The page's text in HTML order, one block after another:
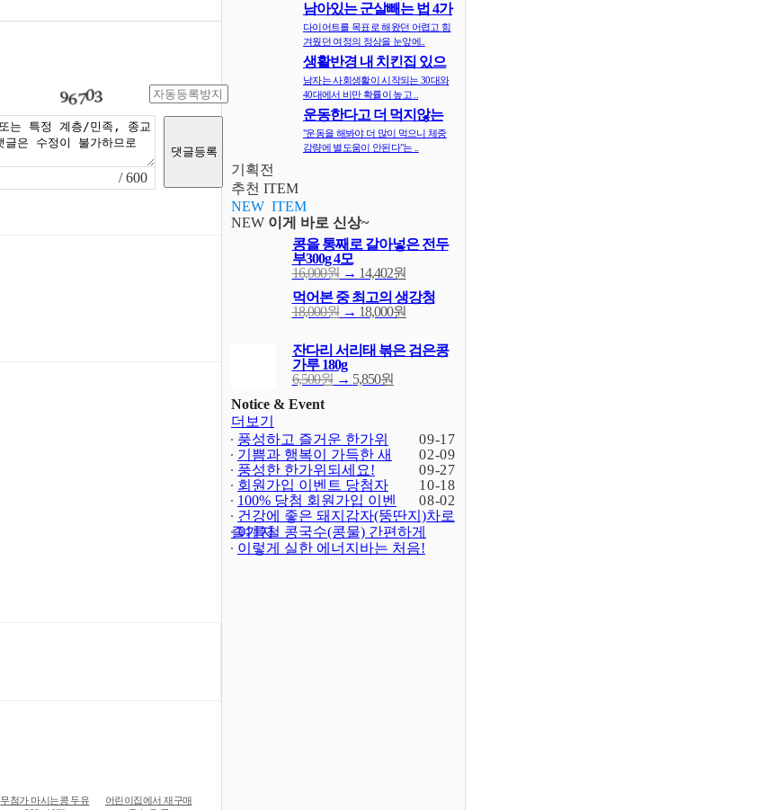
/ 600
무첨가 마시는콩 두유
어린이집에서 재구매
남아있는 군살빼는 법 4가
지
다이어트를 목표로 해왔던 어렵고 힘
겨웠던 여정의 정상을 눈앞에..
생활반경 내 치킨집 있으
면 비만확률 ..
남자는 사회생활이 시작되는 30대와
40대에서 비만 확률이 높고 ..
운동한다고 더 먹지않는
다? 오히려 식..
"운동을 해봐야 더 많이 먹으니 체중
감량에 별도움이 안된다"는 ..
기획전
추천 ITEM
NEW ITEM
NEW 이게 바로 신상~
콩을 통째로 갈아넣은 전두
부300g 4모
16,000원→ 14,402원
먹어본 중 최고의 생강청
18,000원→ 18,000원
잔다리 서리태 볶은 검은콩
가루 180g
6,500원→ 5,850원
Notice & Event
더보기
풍성하고 즐거운 한가위
되세요! (-402)
09-17
기쁨과 행복이 가득한 새
해되세요!
02-09
풍성한 한가위되세요!
09-27
회원가입 이벤트 당첨자
발표 (4)
10-18
100% 당첨 회원가입 이벤
트(종료)
(23)
08-02
건강에 좋은 돼지감자(뚱딴지)차로
즐기자
여름철 콩국수(콩물) 간편하게
이렇게 실한 에너지바는 처음!